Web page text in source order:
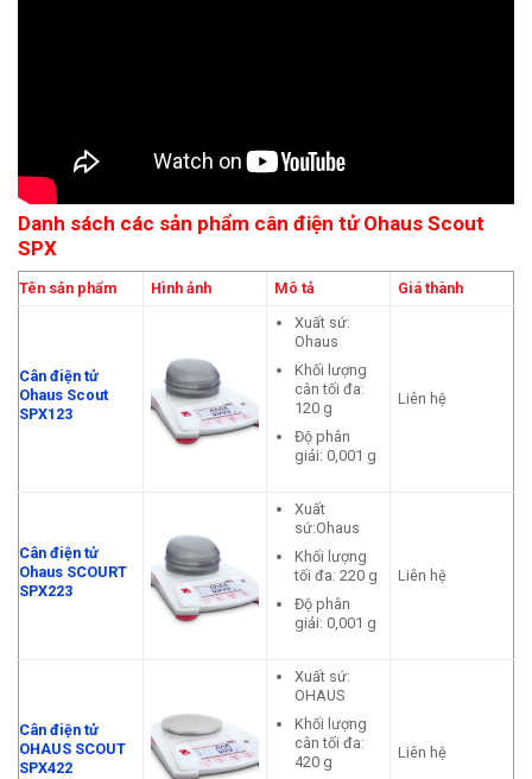
Danh sách các sản phẩm cân điện tử Ohaus Scout
SPX
Tên sản phẩm Hình ảnh Mô tả Giá thành
Cân điện tử
Ohaus Scout
SPX123
Xuất sứ:
Ohaus
Khối lượng
cân tối đa:
120 g
Độ phân
giải: 0,001 g
Liên hệ
Cân điện tử
Ohaus SCOURT
SPX223
Xuất
sứ:Ohaus
Khối lượng
tối đa: 220 g
Độ phân
giải: 0,001 g
Liên hệ
Cân điện tử
OHAUS SCOUT
SPX422
Xuất sứ:
OHAUS
Khối lượng
cân tối đa:
420 g
Liên hệ